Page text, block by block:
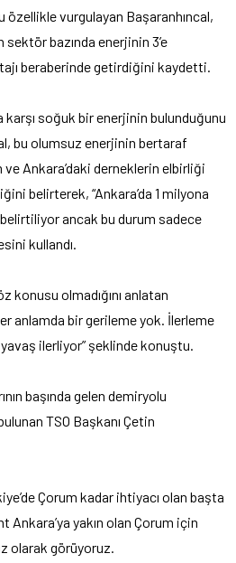
vurgulayan Başaranhıncal,
sektör bazında enerjinin 3’e
beraberinde getirdiğini kaydetti.
karşı soğuk bir enerjinin bulunduğunu
bu olumsuz enerjinin bertaraf
Ankara’daki derneklerin elbirliği
belirterek, “Ankara’da 1 milyona
belirtiliyor ancak bu durum sadece
kullandı.
konusu olmadığını anlatan
anlamda bir gerileme yok. İlerleme
ilerliyor” şeklinde konuştu.
başında gelen demiryolu
TSO Başkanı Çetin
Çorum kadar ihtiyacı olan başta
yakın olan Çorum için
olarak görüyoruz.